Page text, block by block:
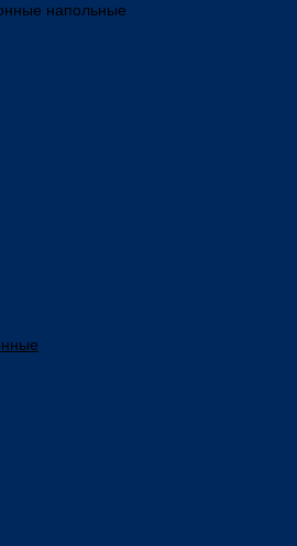
напольные